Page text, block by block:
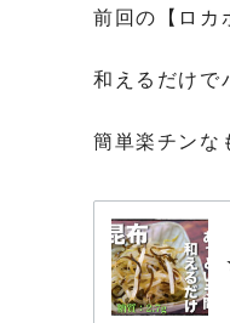
前回の【ロカ
和えるだけで
簡単楽チン